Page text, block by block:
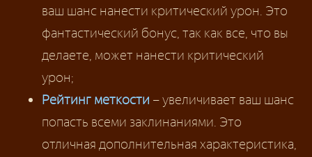
ваш шанс нанести критический урон. Это
фантастический бонус, так как все, что вы
делаете, может нанести критический
урон;
Рейтинг меткости – увеличивает ваш шанс
попасть всеми заклинаниями. Это
отличная дополнительная характеристика,